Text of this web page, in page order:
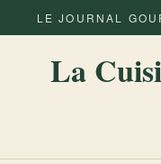
LE JOURNAL
La